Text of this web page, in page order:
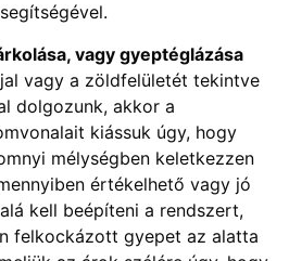
vagy gyeptéglázása
vagy a zöldfelületét tekintve
dolgozunk, akkor a
kiássuk úgy, hogy
mélységben keletkezzen
értékelhető vagy jó
kell beépíteni a rendszert,
felkockázott gyepet az alatta